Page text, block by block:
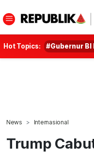
Hot Topics: #Gubernur BI
News Internasional
Trump